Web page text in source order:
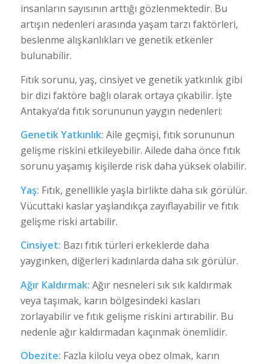
insanların sayısının arttığı gözlenmektedir. Bu
artışın nedenleri arasında yaşam tarzı faktörleri,
beslenme alışkanlıkları ve genetik etkenler
bulunabilir.
Fıtık sorunu, yaş, cinsiyet ve genetik yatkınlık gibi
bir dizi faktöre bağlı olarak ortaya çıkabilir. İşte
Antakya’da fıtık sorununun yaygın nedenleri:
Genetik Yatkınlık: Aile geçmişi, fıtık sorununun
gelişme riskini etkileyebilir. Ailede daha önce fıtık
sorunu yaşamış kişilerde risk daha yüksek olabilir.
Yaş: Fıtık, genellikle yaşla birlikte daha sık görülür.
Vücuttaki kaslar yaşlandıkça zayıflayabilir ve fıtık
gelişme riski artabilir.
Cinsiyet: Bazı fıtık türleri erkeklerde daha
yaygınken, diğerleri kadınlarda daha sık görülür.
Ağır Kaldırmak: Ağır nesneleri sık sık kaldırmak
veya taşımak, karın bölgesindeki kasları
zorlayabilir ve fıtık gelişme riskini artırabilir. Bu
nedenle ağır kaldırmadan kaçınmak önemlidir.
Obezite: Fazla kilolu veya obez olmak, karın